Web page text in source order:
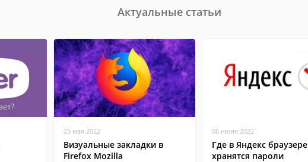
Актуальные статьи
25 мая 2022
Визуальные закладки в
Firefox Mozilla
06 июня 2022
Где в Яндекс браузере
хранятся пароли